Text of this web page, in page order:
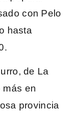
con Pelo
hasta
de La
más en
provincia